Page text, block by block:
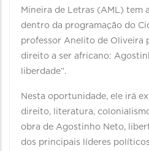
Mineira de Letras (AML) tem
dentro da programação do
professor Anelito de Oliveira
direito a ser africano:
liberdade”.
Nesta oportunidade, ele irá
direito, literatura,
obra de Agostinho Neto,
dos principais líderes